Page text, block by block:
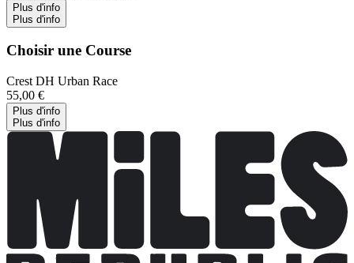
Plus d'info
Plus d'info
Choisir une Course
Crest DH Urban Race
55,00 €
Plus d'info
Plus d'info